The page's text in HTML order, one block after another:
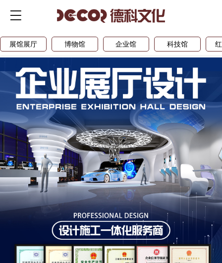
展馆展厅 博物馆 企业馆 科技馆